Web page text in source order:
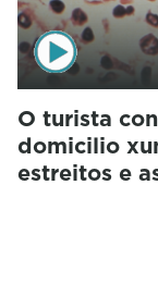
O turista
domicilio
estreitos e